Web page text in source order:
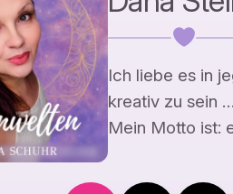
Ich liebe es in
kreativ zu sein …
Mein Motto ist: